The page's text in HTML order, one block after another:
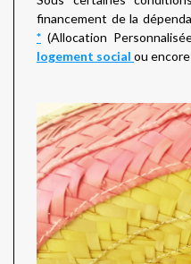
financement de la
* (Allocation
logement social ou